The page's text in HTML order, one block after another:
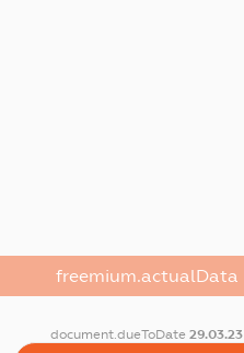
freemium.actualData
document.dueToDate29.03.23